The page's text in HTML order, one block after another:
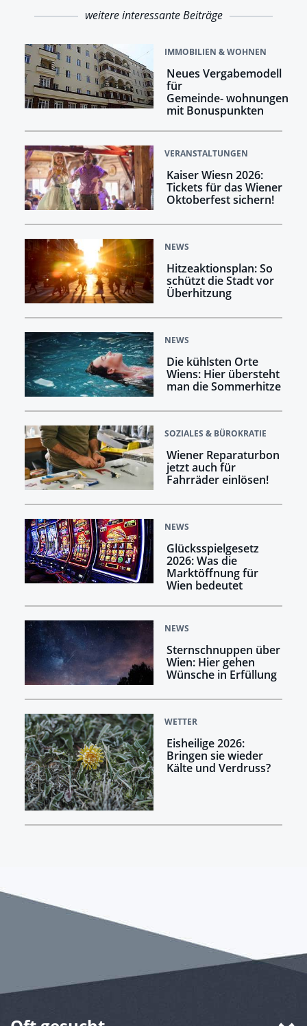
weitere interessante Beiträge
IMMOBILIEN & WOHNEN
Neues Vergabemodell
für
Gemeinde- wohnungen
mit Bonuspunkten
VERANSTALTUNGEN
Kaiser Wiesn 2026:
Tickets für das Wiener
Oktoberfest sichern!
NEWS
Hitzeaktionsplan: So
schützt die Stadt vor
Überhitzung
NEWS
Die kühlsten Orte
Wiens: Hier übersteht
man die Sommerhitze
SOZIALES & BÜROKRATIE
Wiener Reparaturbon
jetzt auch für
Fahrräder einlösen!
NEWS
Glücksspielgesetz
2026: Was die
Marktöffnung für
Wien bedeutet
NEWS
Sternschnuppen über
Wien: Hier gehen
Wünsche in Erfüllung
WETTER
Eisheilige 2026:
Bringen sie wieder
Kälte und Verdruss?